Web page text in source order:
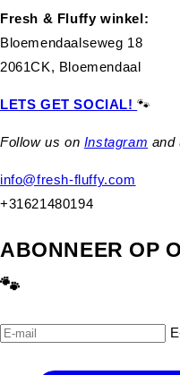
Fresh & Fluffy winkel:
Bloemendaalseweg 18
2061CK, Bloemendaal
LETS GET SOCIAL!🐾
Follow us on Instagram and
info@fresh-fluffy.com
+31621480194
ABONNEER OP
🐾